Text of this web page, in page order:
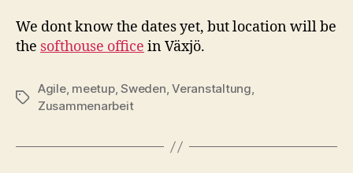
We dont know the dates yet, but location will be
the softhouse office in Växjö.
Schlagwörter
Agile, meetup,Sweden,Veranstaltung,
Zusammenarbeit